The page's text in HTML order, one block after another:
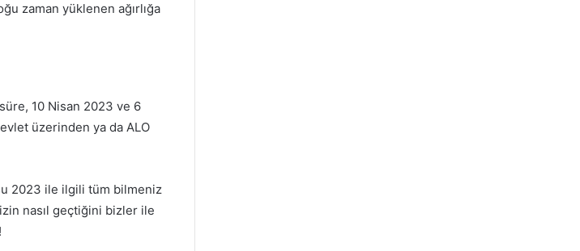
zaman yüklenen ağırlığa
10 Nisan 2023 ve 6
üzerinden ya da ALO
2023 ile ilgili tüm bilmeniz
nasıl geçtiğini bizler ile